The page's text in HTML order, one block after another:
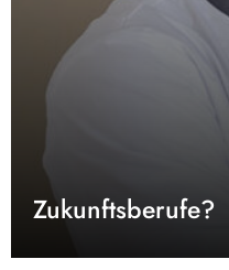
Zukunftsberufe?